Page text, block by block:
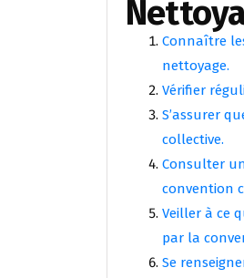
Connaître
nettoyage.
Vérifier
S’assurer
collective.
Consulter
convention
Veiller à ce
par la
Se